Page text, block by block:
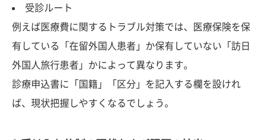
受診ルート
例えば医療費に関するトラブル対策では、医療保険を保
有している「在留外国人患者」か保有していない「訪日
外国人旅行患者」かによって異なります。
診療申込書に「国籍」「区分」を記入する欄を設けれ
ば、現状把握しやすくなるでしょう。